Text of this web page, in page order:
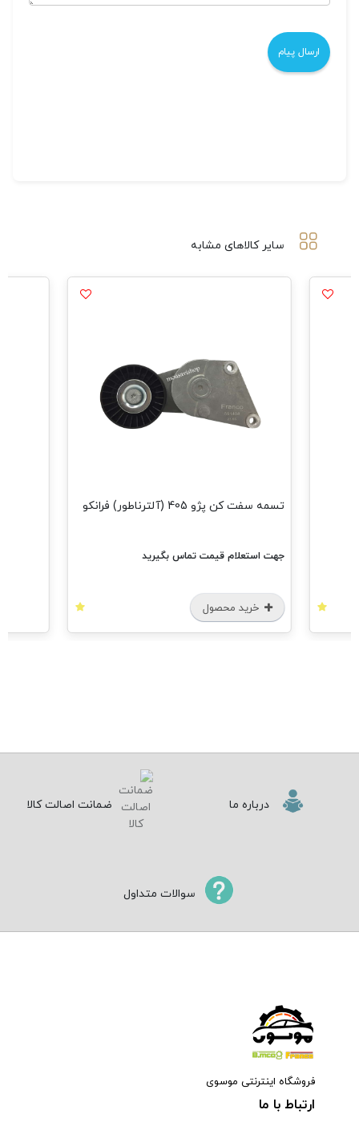
سایر کالاهای مشابه
تسمه سفت کن پژو 405 (آلترناطور) فرانکو
جهت استعلام قیمت تماس بگیرید
خرید محصول
درباره ما ضمانت اصالت کالا
سوالات متداول
فروشگاه اینترنتی موسوی
ارتباط با ما